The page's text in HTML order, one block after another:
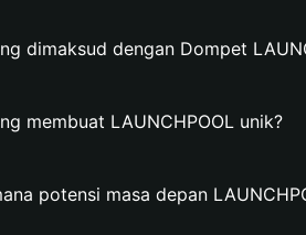
dimaksud dengan Dompet
membuat LAUNCHPOOL unik?
potensi masa depan